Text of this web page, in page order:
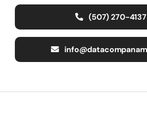
P.H. Plaza Obarrio, Local 11
(507) 270-4137